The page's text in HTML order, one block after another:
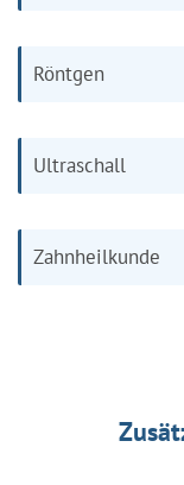
Röntgen
Ultraschall
Zahnheilkunde